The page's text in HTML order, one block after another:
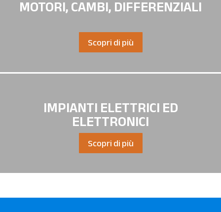
MOTORI, CAMBI, DIFFERENZIALI
Scopri di più
IMPIANTI ELETTRICI ED
ELETTRONICI
Scopri di più